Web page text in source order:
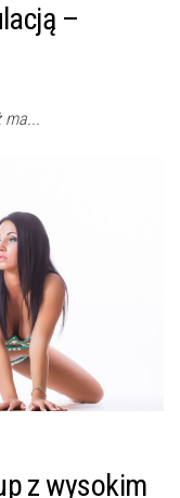
–
ma...
z wysokim